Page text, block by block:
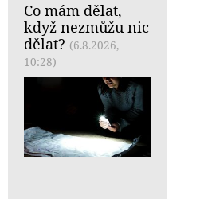
Co mám dělat,
když nezmůžu nic
dělat? (6.8.2026,
10:28)